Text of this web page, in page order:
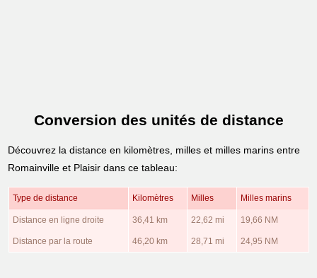
Conversion des unités de distance
Découvrez la distance en kilomètres, milles et milles marins entre
Romainville et Plaisir dans ce tableau:
Type de distance Kilomètres Milles Milles marins
Distance en ligne droite 36,41 km 22,62 mi 19,66 NM
Distance par la route 46,20 km 28,71 mi 24,95 NM